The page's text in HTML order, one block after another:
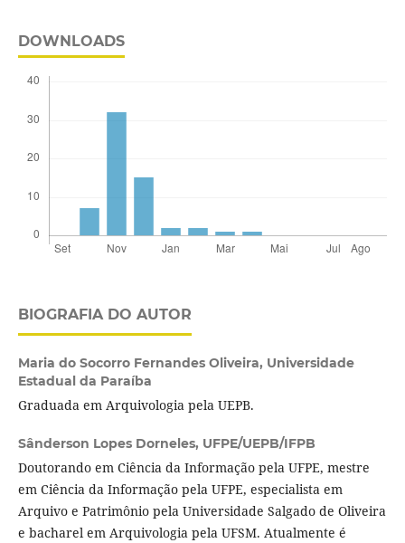
DOWNLOADS
BIOGRAFIA DO AUTOR
Maria do Socorro Fernandes Oliveira, Universidade
Estadual da Paraíba
Graduada em Arquivologia pela UEPB.
Sânderson Lopes Dorneles, UFPE/UEPB/IFPB
Doutorando em Ciência da Informação pela UFPE, mestre
em Ciência da Informação pela UFPE, especialista em
Arquivo e Patrimônio pela Universidade Salgado de Oliveira
e bacharel em Arquivologia pela UFSM. Atualmente é